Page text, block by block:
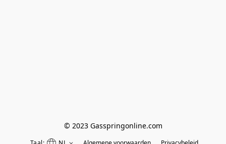
© 2023 Gasspringonline.com